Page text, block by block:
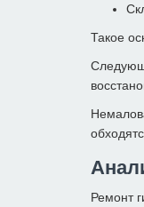
Такое
Ремонт